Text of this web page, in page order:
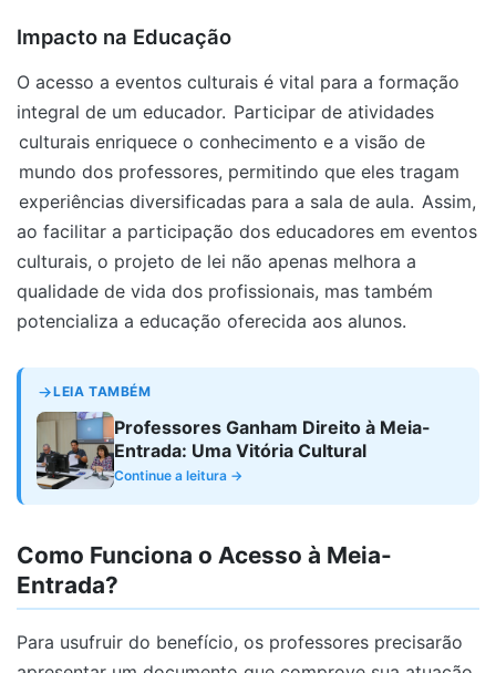
Impacto na Educação
O acesso a eventos culturais é vital para a formação
integral de um educador. Participar de atividades
culturais enriquece o conhecimento e a visão de
mundo dos professores, permitindo que eles tragam
experiências diversificadas para a sala de aula. Assim,
ao facilitar a participação dos educadores em eventos
culturais, o projeto de lei não apenas melhora a
qualidade de vida dos profissionais, mas também
potencializa a educação oferecida aos alunos.
LEIA TAMBÉM
Professores Ganham Direito à Meia-
Entrada: Uma Vitória Cultural
Continue a leitura →
Como Funciona o Acesso à Meia-
Entrada?
Para usufruir do benefício, os professores precisarão